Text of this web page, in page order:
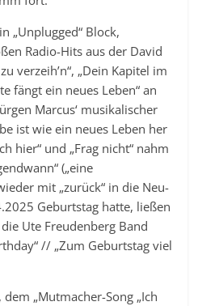
„Unplugged“ Block,
Radio-Hits aus der David
verzeih’n“, „Dein Kapitel im
fängt ein neues Leben“ an
Marcus‘ musikalischer
ist wie ein neues Leben her
hier“ und „Frag nicht“ nahm
(„eine
mit „zurück“ in die Neu-
Geburtstag hatte, ließen
Ute Freudenberg Band
// „Zum Geburtstag viel
„Mutmacher-Song „Ich